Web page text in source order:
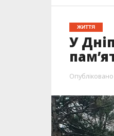
ЖИТТЯ
У
Опубліковано